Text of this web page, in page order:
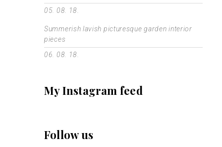
05. 08. 18.
Summerish lavish picturesque garden interior
pieces
06. 08. 18.
My Instagram feed
Follow us